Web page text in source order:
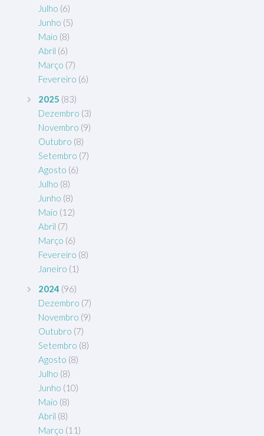
Julho (6)
Junho (5)
Maio (8)
Abril (6)
Março (7)
Fevereiro (6)
2025 (83)
Dezembro (3)
Novembro (9)
Outubro (8)
Setembro (7)
Agosto (6)
Julho (8)
Junho (8)
Maio (12)
Abril (7)
Março (6)
Fevereiro (8)
Janeiro (1)
2024 (96)
Dezembro (7)
Novembro (9)
Outubro (7)
Setembro (8)
Agosto (8)
Julho (8)
Junho (10)
Maio (8)
Abril (8)
Março (11)